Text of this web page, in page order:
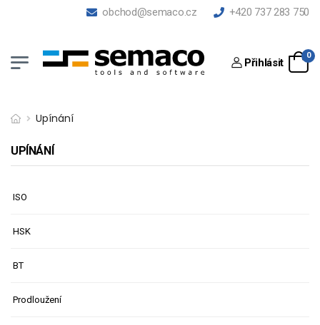
obchod@semaco.cz +420 737 283 750
Přihlásit
0
Upínání
UPÍNÁNÍ
ISO
HSK
BT
Prodloužení